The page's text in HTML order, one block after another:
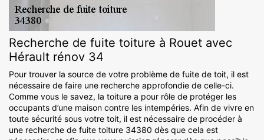
Recherche de fuite toiture à Rouet avec
Hérault rénov 34
Pour trouver la source de votre problème de fuite de toit, il est
nécessaire de faire une recherche approfondie de celle-ci.
Comme vous le savez, la toiture a pour rôle de protéger les
occupants d’une maison contre les intempéries. Afin de vivre en
toute sécurité sous votre toit, il est nécessaire de procéder à
une recherche de fuite toiture 34380 dès que cela est